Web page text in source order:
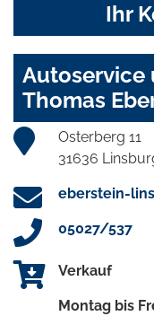
Ihr
Autoservice
Thomas
Osterberg 11
31636
eberstein-
05027/537
Verkauf
Montag bis